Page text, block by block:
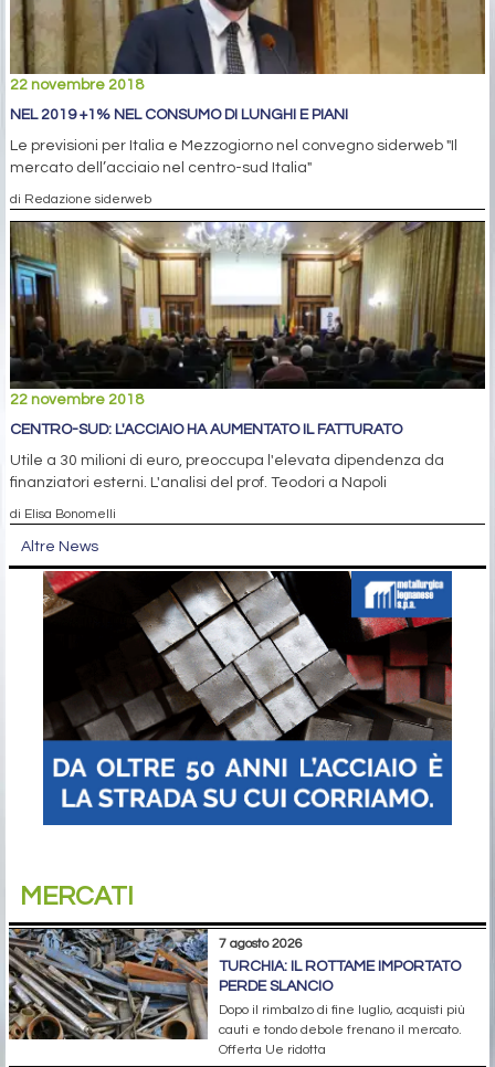
22 novembre 2018
NEL 2019 +1% NEL CONSUMO DI LUNGHI E PIANI
Le previsioni per Italia e Mezzogiorno nel convegno siderweb "Il
mercato dell’acciaio nel centro-sud Italia"
di Redazione siderweb
22 novembre 2018
CENTRO-SUD: L'ACCIAIO HA AUMENTATO IL FATTURATO
Utile a 30 milioni di euro, preoccupa l'elevata dipendenza da
finanziatori esterni. L'analisi del prof. Teodori a Napoli
di Elisa Bonomelli
Altre News
MERCATI
7 agosto 2026
TURCHIA: IL ROTTAME IMPORTATO
PERDE SLANCIO
Dopo il rimbalzo di fine luglio, acquisti più
cauti e tondo debole frenano il mercato.
Offerta Ue ridotta